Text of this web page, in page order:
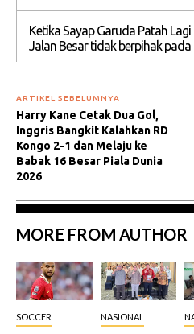
Ketika Sayap Garuda Patah
Jalan Besar tidak berpihak
ARTIKEL SEBELUMNYA
Harry Kane Cetak Dua Gol,
Inggris Bangkit Kalahkan RD
Kongo 2-1 dan Melaju ke
Babak 16 Besar Piala Dunia
2026
MORE FROM AUTHOR
SOCCER NASIONAL